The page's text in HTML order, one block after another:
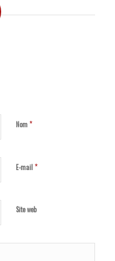
Nom*
E-mail*
Site web